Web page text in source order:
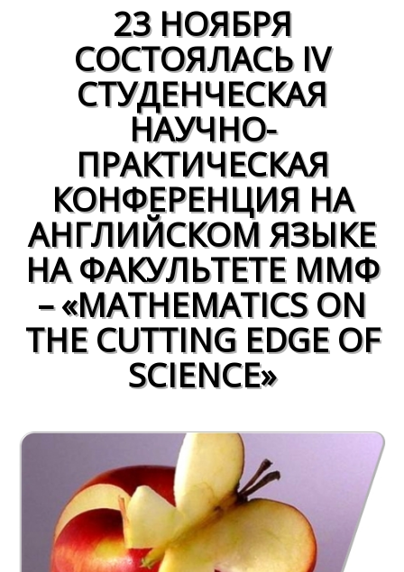
23 НОЯБРЯ
СОСТОЯЛАСЬ IV
СТУДЕНЧЕСКАЯ
НАУЧНО-
ПРАКТИЧЕСКАЯ
КОНФЕРЕНЦИЯ НА
АНГЛИЙСКОМ ЯЗЫКЕ
НА ФАКУЛЬТЕТЕ ММФ
– «MATHEMATICS ON
THE CUTTING EDGE OF
SCIENCE»